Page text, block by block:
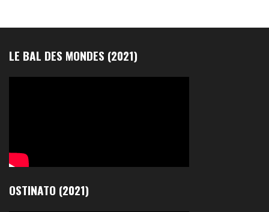
LE BAL DES MONDES (2021)
OSTINATO (2021)